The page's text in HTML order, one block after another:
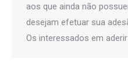
aos que ainda não
desejam efetuar sua
Os interessados em